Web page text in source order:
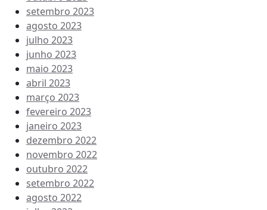
setembro 2023
agosto 2023
julho 2023
junho 2023
maio 2023
abril 2023
março 2023
fevereiro 2023
janeiro 2023
dezembro 2022
novembro 2022
outubro 2022
setembro 2022
agosto 2022